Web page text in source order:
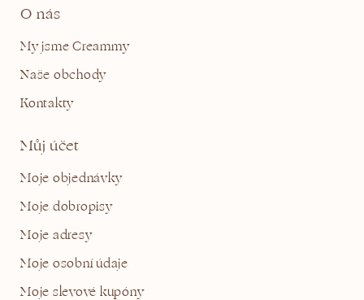
O nás
My jsme Creammy
Naše obchody
Kontakty
Můj účet
Moje objednávky
Moje dobropisy
Moje adresy
Moje osobní údaje
Moje slevové kupóny